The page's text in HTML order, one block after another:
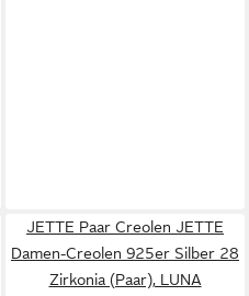
JETTE Paar Creolen JETTE
Damen-Creolen 925er Silber 28
Zirkonia (Paar), LUNA